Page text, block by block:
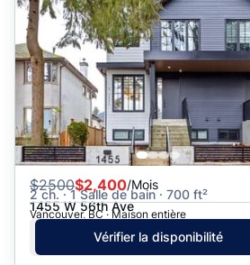
$2500$2,400/Mois
2 ch. · 1 Salle de bain · 700 ft²
1455 W 56th Ave
Vancouver, BC · Maison entière
Vérifier la disponibilité